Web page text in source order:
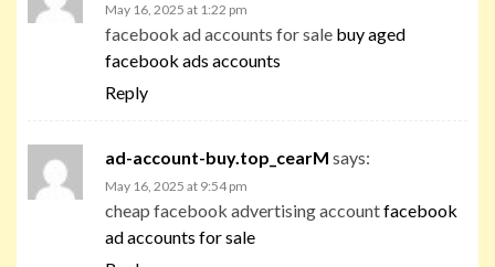
May 16, 2025 at 1:22 pm
facebook ad accounts for sale buy aged
facebook ads accounts
Reply
ad-account-buy.top_cearM says:
May 16, 2025 at 9:54 pm
cheap facebook advertising accountfacebook
ad accounts for sale